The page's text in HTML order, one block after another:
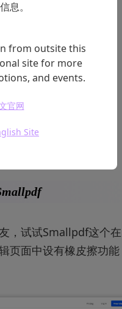
息。
from outsite this
site for more
and events.
官网
Site
，试试Smallpdf这个在
页面中设有橡皮擦功